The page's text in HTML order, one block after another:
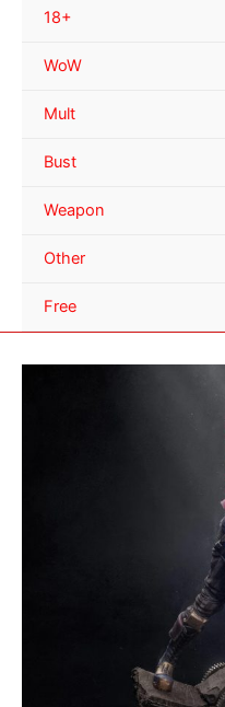
18+
WoW
Mult
Bust
Weapon
Other
Free